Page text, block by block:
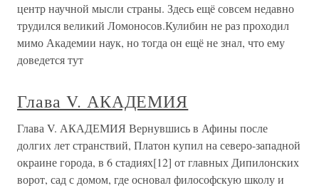
центр научной мысли страны. Здесь ещё совсем недавно
трудился великий Ломоносов.Кулибин не раз проходил
мимо Академии наук, но тогда он ещё не знал, что ему
доведется тут
Глава V. АКАДЕМИЯ
Глава V. АКАДЕМИЯ Вернувшись в Афины после
долгих лет странствий, Платон купил на северо-западной
окраине города, в 6 стадиях[12] от главных Дипилонских
ворот, сад с домом, где основал философскую школу и